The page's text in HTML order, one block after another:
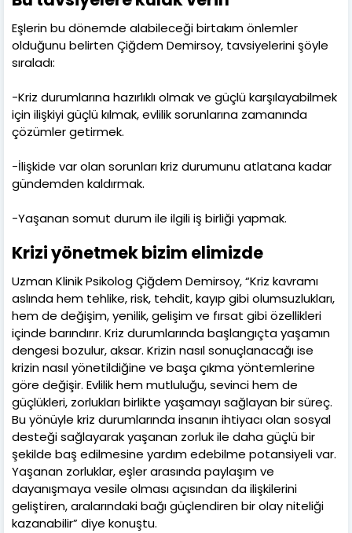
Eşlerin bu dönemde alabileceği birtakım önlemler
olduğunu belirten Çiğdem Demirsoy, tavsiyelerini şöyle
sıraladı:
-Kriz durumlarına hazırlıklı olmak ve güçlü karşılayabilmek
için ilişkiyi güçlü kılmak, evlilik sorunlarına zamanında
çözümler getirmek.
-İlişkide var olan sorunları kriz durumunu atlatana kadar
gündemden kaldırmak.
-Yaşanan somut durum ile ilgili iş birliği yapmak.
Krizi yönetmek bizim elimizde
Uzman Klinik Psikolog Çiğdem Demirsoy, “Kriz kavramı
aslında hem tehlike, risk, tehdit, kayıp gibi olumsuzlukları,
hem de değişim, yenilik, gelişim ve fırsat gibi özellikleri
içinde barındırır. Kriz durumlarında başlangıçta yaşamın
dengesi bozulur, aksar. Krizin nasıl sonuçlanacağı ise
krizin nasıl yönetildiğine ve başa çıkma yöntemlerine
göre değişir. Evlilik hem mutluluğu, sevinci hem de
güçlükleri, zorlukları birlikte yaşamayı sağlayan bir süreç.
Bu yönüyle kriz durumlarında insanın ihtiyacı olan sosyal
desteği sağlayarak yaşanan zorluk ile daha güçlü bir
şekilde baş edilmesine yardım edebilme potansiyeli var.
Yaşanan zorluklar, eşler arasında paylaşım ve
dayanışmaya vesile olması açısından da ilişkilerini
geliştiren, aralarındaki bağı güçlendiren bir olay niteliği
kazanabilir” diye konuştu.